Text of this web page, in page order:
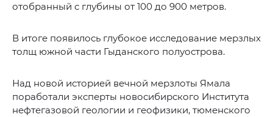
отобранный с глубины от 100 до 900 метров.
В итоге появилось глубокое исследование мерзлых
толщ южной части Гыданского полуострова.
Над новой историей вечной мерзлоты Ямала
поработали эксперты новосибирского Института
нефтегазовой геологии и геофизики, тюменского